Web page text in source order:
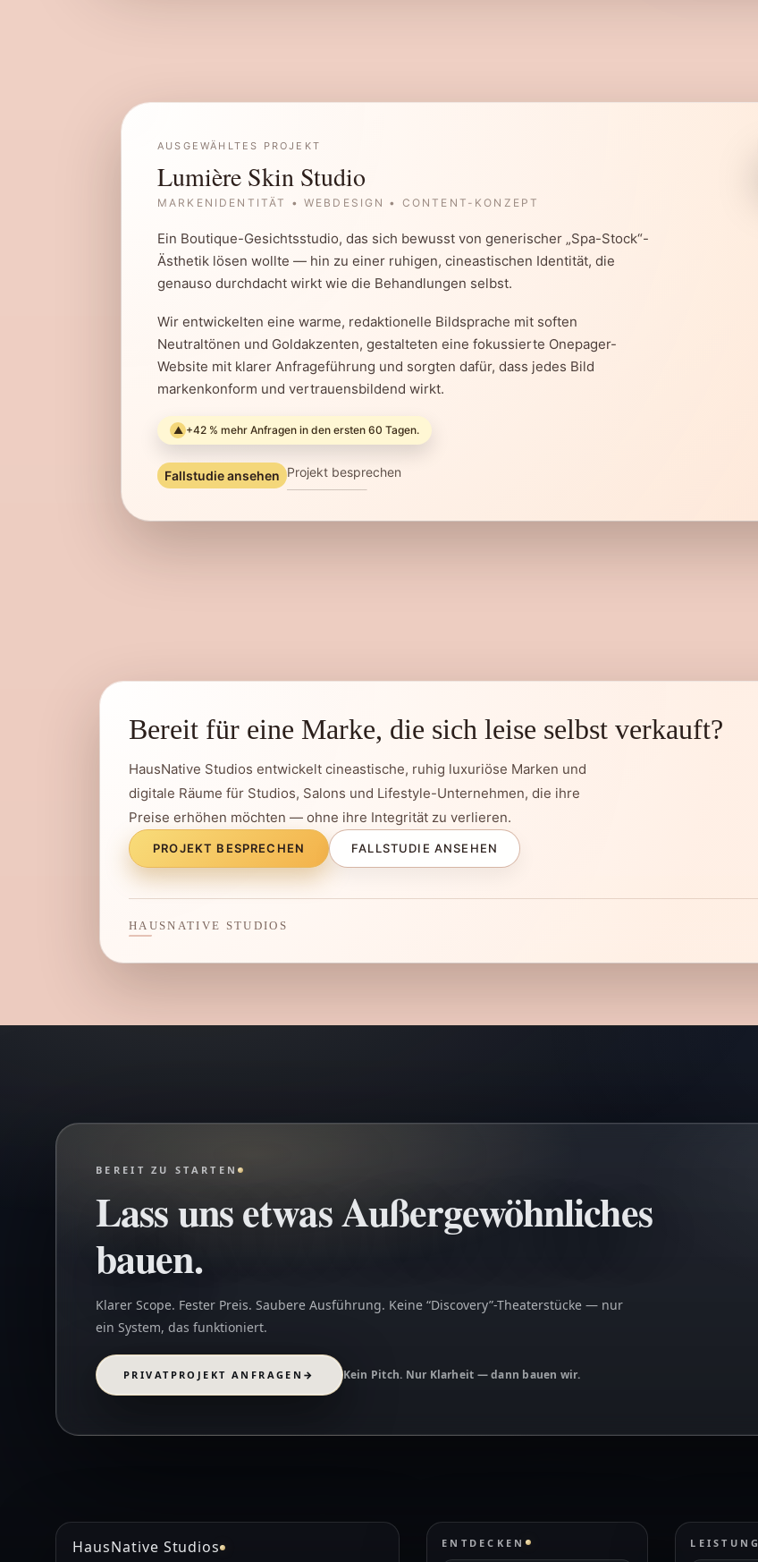
AUSGEWÄHLTES PROJEKT
Lumière Skin Studio
MARKENIDENTITÄT • WEBDESIGN • CONTENT-KONZEPT
Ein Boutique-Gesichtsstudio, das sich bewusst von generischer „Spa-Stock“-
Ästhetik lösen wollte — hin zu einer ruhigen, cineastischen Identität, die
genauso durchdacht wirkt wie die Behandlungen selbst.
Wir entwickelten eine warme, redaktionelle Bildsprache mit soften
Neutraltönen und Goldakzenten, gestalteten eine fokussierte Onepager-
Website mit klarer Anfrageführung und sorgten dafür, dass jedes Bild
markenkonform und vertrauensbildend wirkt.
▲ +42 % mehr Anfragen in den ersten 60 Tagen.
Fallstudie ansehen Projekt besprechen
Bereit für eine Marke, die sich leise selbst verkauft?
HausNative Studios entwickelt cineastische, ruhig luxuriöse Marken und
digitale Räume für Studios, Salons und Lifestyle-Unternehmen, die ihre
Preise erhöhen möchten — ohne ihre Integrität zu verlieren.
PROJEKT BESPRECHEN FALLSTUDIE ANSEHEN
HAUSNATIVE STUDIOS
BEREIT ZU STARTEN
Lass uns etwas Außergewöhnliches
bauen.
Klarer Scope. Fester Preis. Saubere Ausführung. Keine “Discovery”-Theaterstücke — nur
ein System, das funktioniert.
PRIVATPROJEKT ANFRAGEN → Kein Pitch. Nur Klarheit — dann bauen wir.
HausNative Studios ENTDECKEN LEISTUNG